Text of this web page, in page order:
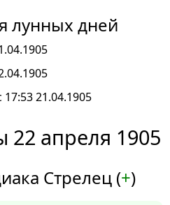
лунных дней
17:53 21.04.1905
апреля 1905
Стрелец (+)